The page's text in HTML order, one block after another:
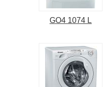
GO4 1074 L